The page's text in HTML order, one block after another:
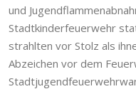
Allgemein, Gödringen ,
Jugendfeuerwehr,
und
Stadtkinderfeuerwehr
strahlten vor Stolz als
Abzeichen vor dem